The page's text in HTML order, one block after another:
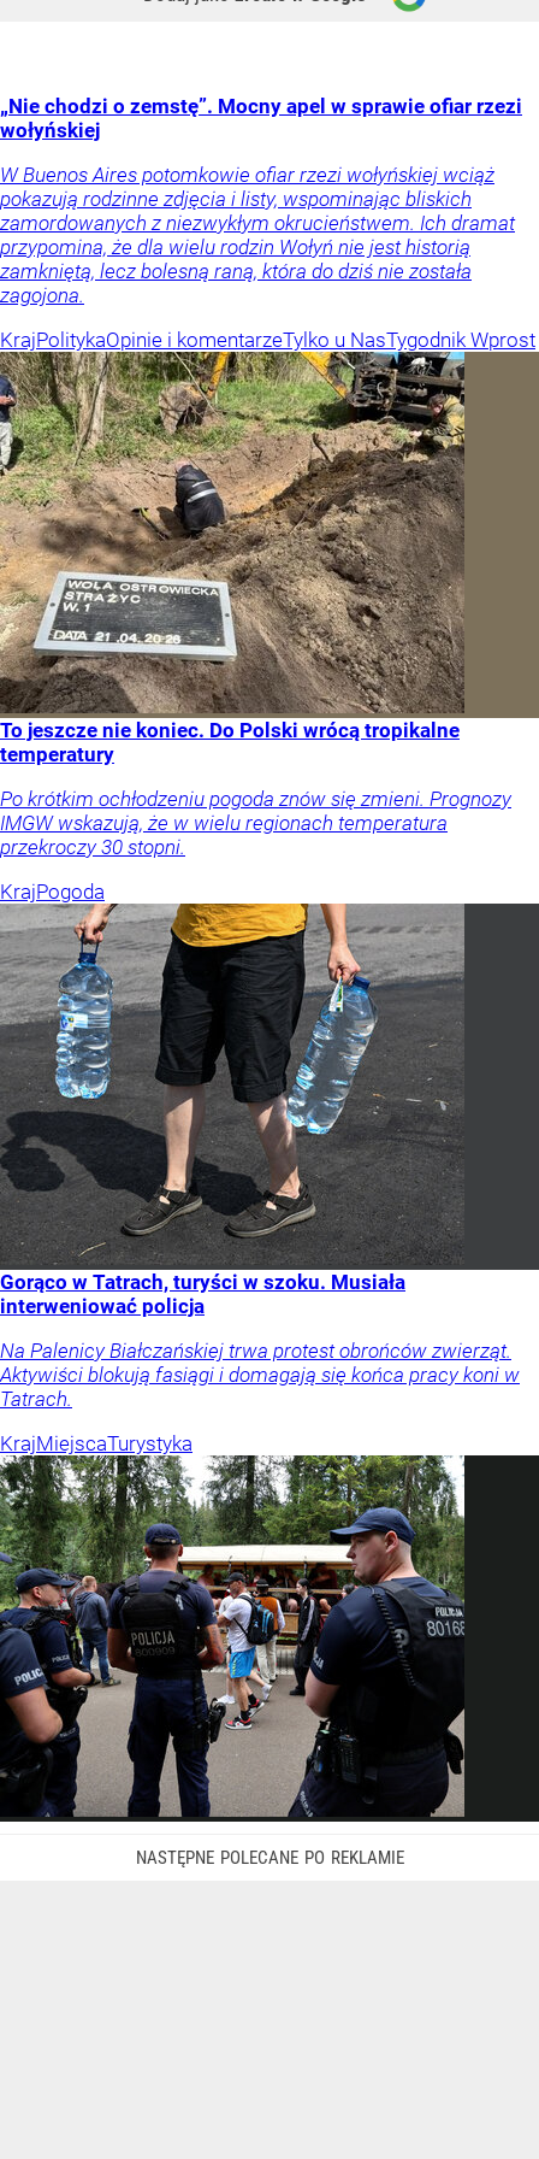
„Nie chodzi o zemstę”. Mocny apel w sprawie ofiar rzezi
wołyńskiej
W Buenos Aires potomkowie ofiar rzezi wołyńskiej wciąż
pokazują rodzinne zdjęcia i listy, wspominając bliskich
zamordowanych z niezwykłym okrucieństwem. Ich dramat
przypomina, że dla wielu rodzin Wołyń nie jest historią
zamkniętą, lecz bolesną raną, która do dziś nie została
zagojona.
KrajPolitykaOpinie i komentarzeTylko u NasTygodnik Wprost
To jeszcze nie koniec. Do Polski wrócą tropikalne
temperatury
Po krótkim ochłodzeniu pogoda znów się zmieni. Prognozy
IMGW wskazują, że w wielu regionach temperatura
przekroczy 30 stopni.
KrajPogoda
Gorąco w Tatrach, turyści w szoku. Musiała
interweniować policja
Na Palenicy Białczańskiej trwa protest obrońców zwierząt.
Aktywiści blokują fasiągi i domagają się końca pracy koni w
Tatrach.
KrajMiejscaTurystyka